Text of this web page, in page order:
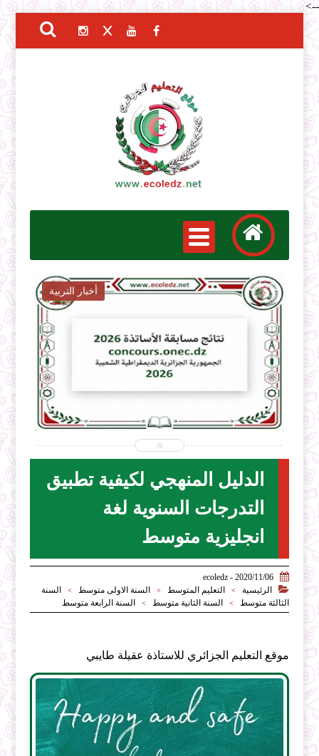
-->
أخبار التربية
2026-07-31
ecoledz.net
الدليل المنهجي لكيفية تطبيق
التدرجات السنوية لغة
انجليزية متوسط

2020/11/06 - ecoledz

الرئيسية > التعليم المتوسط > السنة الاولى متوسط >
السنة
الثالثة متوسط
> السنة الثانية متوسط > السنة الرابعة متوسط
موقع التعليم الجزائري للاستاذة عقيلة طايبي